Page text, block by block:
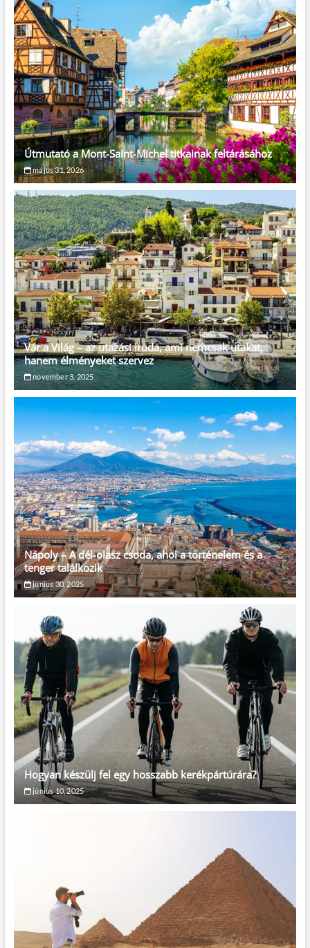
Útmutató a Mont-Saint-Michel titkainak feltárásához
május 31, 2026
Vár a Világ – az utazási iroda, ami nemcsak utakat,
hanem élményeket szervez
november 3, 2025
Nápoly – A dél-olasz csoda, ahol a történelem és a
tenger találkozik
június 30, 2025
Hogyan készülj fel egy hosszabb kerékpártúrára?
június 10, 2025